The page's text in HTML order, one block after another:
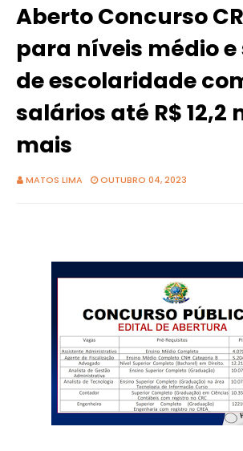
Aberto Concurso
para níveis médio
de escolaridade
salários até R$ 12,2
mais
MATOS LIMA OUTUBRO 04, 2023